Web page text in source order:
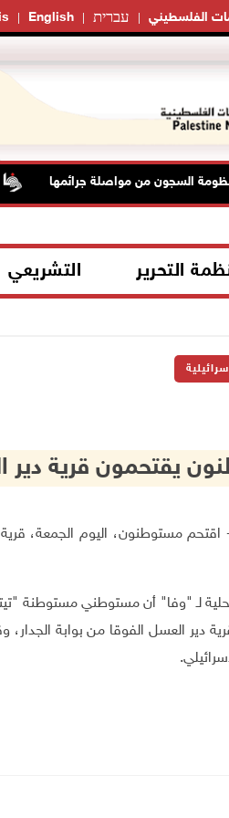
English עברית الفلسطيني
السجون من مواصلة جرائمها
التحرير التشريعي
يقتحمون قرية دير
9-12-2022 وفا- اقتحم مستوطنون، اليوم
لـ "وفا" أن مستوطني مستوطنة
دير العسل الفوقا من بوابة